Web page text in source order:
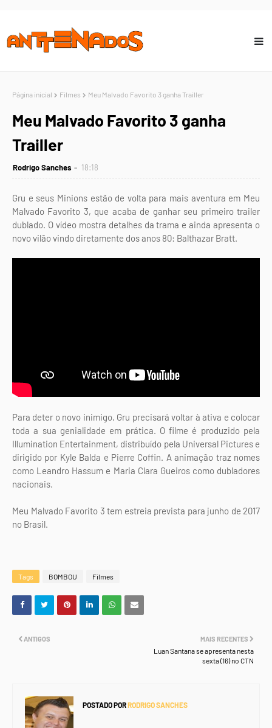
Página inicial Filmes Meu Malvado Favorito 3 ganha Trailler
Meu Malvado Favorito 3 ganha
Trailler
Rodrigo Sanches 18:18
Gru e seus Minions estão de volta para mais aventura em Meu
Malvado Favorito 3, que acaba de ganhar seu primeiro trailer
dublado. O vídeo mostra detalhes da trama e ainda apresenta o
novo vilão vindo diretamente dos anos 80: Balthazar Bratt.
Para deter o novo inimigo, Gru precisará voltar à ativa e colocar
toda a sua genialidade em prática. O filme é produzido pela
Illumination Entertainment, distribuído pela Universal Pictures e
dirigido por Kyle Balda e Pierre Coffin. A animação traz nomes
como Leandro Hassum e Maria Clara Gueiros como dubladores
nacionais.
Meu Malvado Favorito 3 tem estreia prevista para junho de 2017
no Brasil.
Tags BOMBOU Filmes
MAIS RECENTES
Luan Santana se apresenta nesta
sexta (16) no CTN
ANTIGOS
POSTADO PORRODRIGO SANCHES